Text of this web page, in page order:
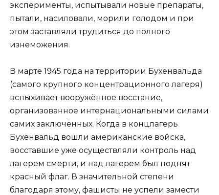
эксперименты, испытывали новые препараты,
пытали, насиловали, морили голодом и при
этом заставляли трудиться до полного
изнеможения.
В марте 1945 года на территории Бухенвальда
(самого крупного концентрационного лагеря)
вспыхивает вооружённое восстание,
организованное интернациональными силами
самих заключённых. Когда в концлагерь
Бухенвальд вошли американские войска,
восставшие уже осуществляли контроль над
лагерем смерти, и над лагерем был поднят
красный флаг. В значительной степени
благодаря этому, фашисты не успели замести